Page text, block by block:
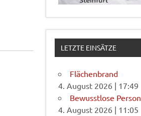
LETZTE EINSÄTZE
Flächenbrand
4. August 2026 | 17:49
Bewusstlose Person
4. August 2026 | 11:05